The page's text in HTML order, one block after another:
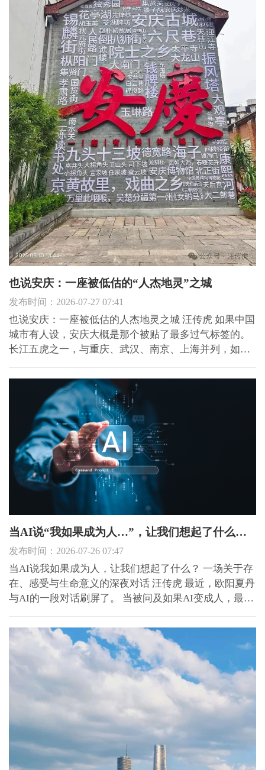
也说安庆：一座被低估的“人杰地灵”之城
发布时间：2026-07-27 07:41
也说安庆：一座被低估的人杰地灵之城 汪传虎 如果中国
城市有人设，安庆大概是那个被贴了最多过气标签的。
长江五虎之一，与重庆、武汉、南京、上海并列，如今
似乎连记忆都被搬走了。 一把好牌打得稀烂这句话几乎
当AI说“我如果成为人…”，让我们想起了什么？ ——一场关于存在、感受与生命意义的深夜对话
发布时间：2026-07-26 07:47
当AI说我如果成为人，让我们想起了什么？ 一场关于存
在、感受与生命意义的深夜对话 汪传虎 最近，欧阳夏丹
与AI的一段对话刷屏了。 当被问及如果AI变成人，最想
个令人动容的回答：它想去淋一场暴雨，想在深夜的台
灯下慢慢翻一本纸质书，想去菜市场为一颗青菜讨价还